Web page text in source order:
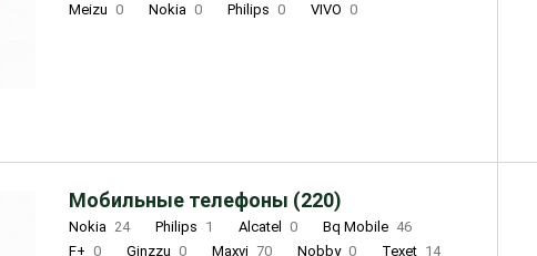
Meizu 0 Nokia 0 Philips 0 VIVO 0
Мобильные телефоны (220)
Nokia 24 Philips 1 Alcatel 0 Bq Mobile 46
F+ 0 Ginzzu 0 Maxvi 70 Nobby 0 Texet 14